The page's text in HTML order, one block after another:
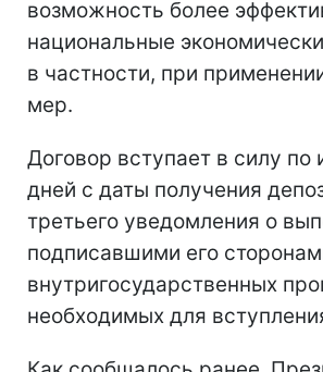
возможность более
национальные
в частности, при
мер.
Договор вступает в силу по
дней с даты получения
третьего уведомления о
подписавшими его
внутригосударственных
необходимых для